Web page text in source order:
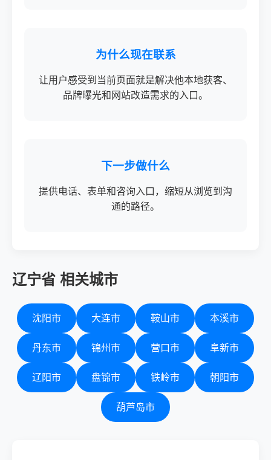
为什么现在联系
让用户感受到当前页面就是解决他本地获客、
品牌曝光和网站改造需求的入口。
下一步做什么
提供电话、表单和咨询入口，缩短从浏览到沟
通的路径。
辽宁省 相关城市
沈阳市 大连市 鞍山市 本溪市
丹东市 锦州市 营口市 阜新市
辽阳市 盘锦市 铁岭市 朝阳市
葫芦岛市